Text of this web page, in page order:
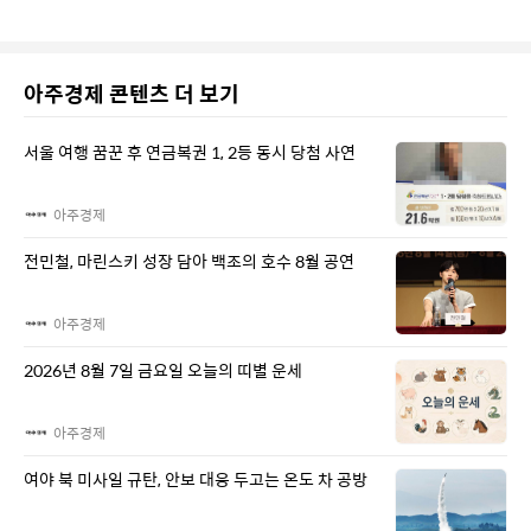
아주경제 콘텐츠 더 보기
서울 여행 꿈꾼 후 연금복권 1, 2등 동시 당첨 사연
아주경제
전민철, 마린스키 성장 담아 백조의 호수 8월 공연
아주경제
2026년 8월 7일 금요일 오늘의 띠별 운세
아주경제
여야 북 미사일 규탄, 안보 대응 두고는 온도 차 공방